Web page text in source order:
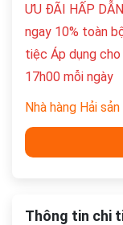
ƯU ĐÃI HẤP
ngay 10% toàn
tiệc Áp dụng
17h00 mỗi ngày
Nhà hàng Hải
Thông tin chi